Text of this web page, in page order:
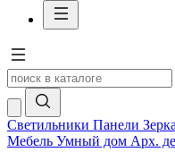
Светильники Панели
Мебель Умный дом Арх.